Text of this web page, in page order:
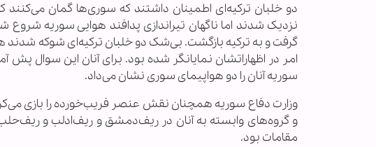
دو خلبان ترکیه‌ای اطمینان داشتند که سوری‌ها گمان
نزدیک شدند اما ناگهان تیراندازی پدافند هوایی سوریه
گرفت و به ترکیه بازگشت. بی‌شک دو خلبان ترکیه‌ای شوکه
امر در اظهاراتشان نمایانگر شده بود. برای آنان این سوال
سوریه آنان را دو هواپیمای سوری نشان می‌داد.
وزارت دفاع سوریه همچنان نقش عنصر فریب‌خورده را بازی
و گروه‌های وابسته به آنان در ریف‌دمشق و ریف‌ادلب و
مقامات بود.